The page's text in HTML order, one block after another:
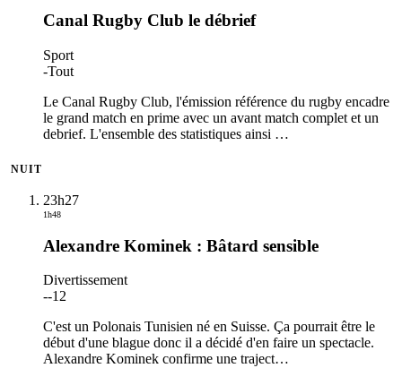
Canal Rugby Club le débrief
Sport
-Tout
Le Canal Rugby Club, l'émission référence du rugby encadre
le grand match en prime avec un avant match complet et un
debrief. L'ensemble des statistiques ainsi …
NUIT
23h27
1h48
Alexandre Kominek : Bâtard sensible
Divertissement
--12
C'est un Polonais Tunisien né en Suisse. Ça pourrait être le
début d'une blague donc il a décidé d'en faire un spectacle.
Alexandre Kominek confirme une traject…